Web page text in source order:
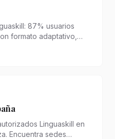
87% usuarios
formato adaptativo,
Linguaskill en
Encuentra sedes